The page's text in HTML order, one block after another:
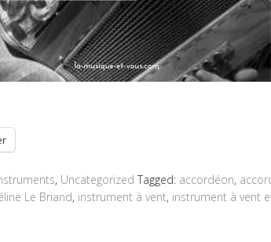
, Uncategorized Tagged: accordéon,
Le Briand, instrument à vent, instrument à vent